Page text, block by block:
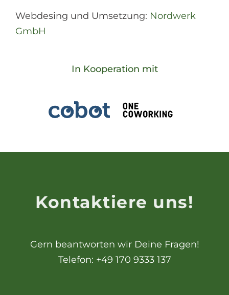
Webdesing und Umsetzung: Nordwerk
GmbH
In Kooperation mit
Kontaktiere uns!
Gern beantworten wir Deine Fragen!
Telefon: +49 170 9333 137